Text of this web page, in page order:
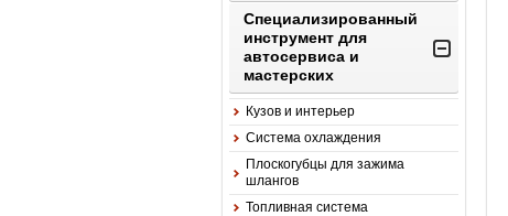
Специализированный
инструмент для
автосервиса и
мастерских
Кузов и интерьер
Система охлаждения
Плоскогубцы для зажима
шлангов
Топливная система